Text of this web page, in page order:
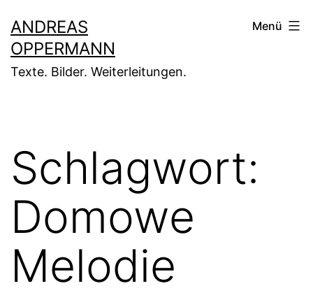
Inhalt
springen
ANDREAS
OPPERMANN
Texte. Bilder. Weiterleitungen.
Menü
Schlagwort:
Domowe
Melodie